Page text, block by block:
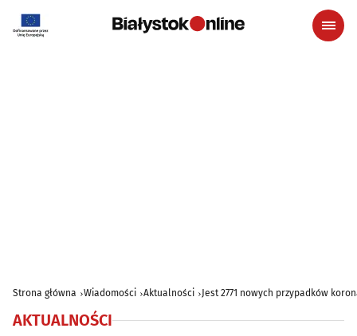
Strona główna Wiadomości Aktualności Jest 2771 nowych przypadków
AKTUALNOŚCI